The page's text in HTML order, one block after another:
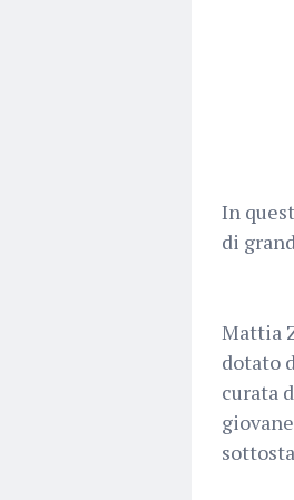
In
di
Mattia
dotato
curata